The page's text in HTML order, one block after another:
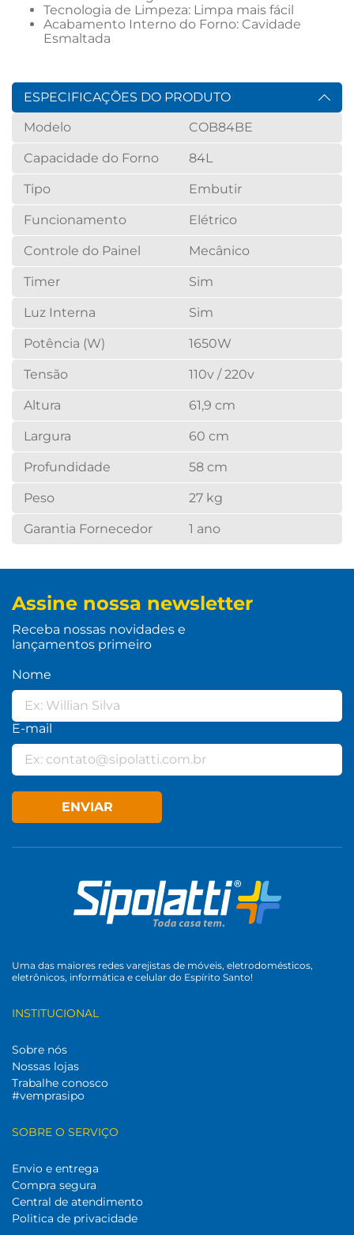
Tecnologia de Limpeza: Limpa mais fácil
Acabamento Interno do Forno: Cavidade
Esmaltada
ESPECIFICAÇÕES DO PRODUTO
Modelo
COB84BE
Capacidade do Forno 84L
Tipo Embutir
Funcionamento Elétrico
Controle do Painel Mecânico
Timer Sim
Luz Interna Sim
Potência (W) 1650W
Tensão 110v / 220v
Altura 61,9 cm
Largura 60 cm
Profundidade 58 cm
Peso 27 kg
Garantia Fornecedor 1 ano
Assine nossa newsletter
Receba nossas novidades e
lançamentos primeiro
Nome
E-mail
ENVIAR
Uma das maiores redes varejistas de móveis, eletrodomésticos,
eletrônicos, informática e celular do Espírito Santo!
INSTITUCIONAL
Sobre nós
Nossas lojas
Trabalhe conosco
#vemprasipo
SOBRE O SERVIÇO
Envio e entrega
Compra segura
Central de atendimento
Politica de privacidade